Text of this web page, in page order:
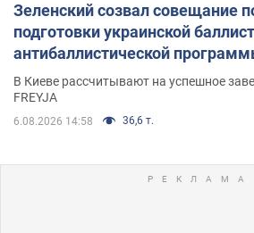
Зеленский созвал совещание
подготовки украинской
антибаллистической
решения готовятся
В Киеве рассчитывают на успешное
FREYJA
6.08.2026 14:58 36,6 т.